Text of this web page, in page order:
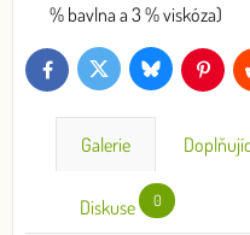
% bavlna a 3 % viskóza)
FacebookTwitter Bluesky
Galerie
Diskuse 0